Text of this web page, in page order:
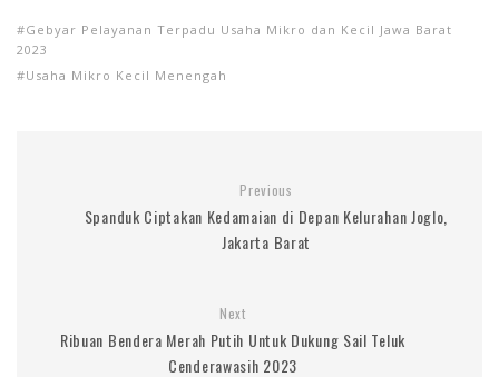
Gebyar Pelayanan Terpadu Usaha Mikro dan Kecil Jawa Barat
2023
Usaha Mikro Kecil Menengah
Previous
Spanduk Ciptakan Kedamaian di Depan Kelurahan Joglo,
Jakarta Barat
Next
Ribuan Bendera Merah Putih Untuk Dukung Sail Teluk
Cenderawasih 2023